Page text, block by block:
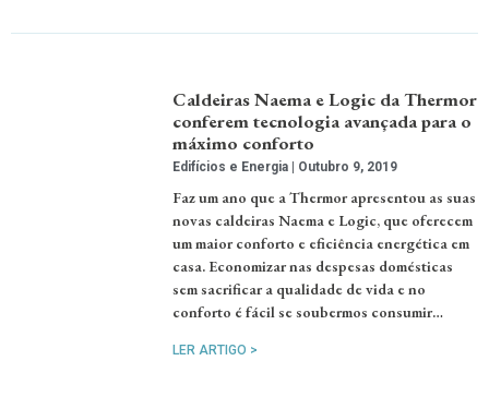
Caldeiras Naema e Logic da Thermor
conferem tecnologia avançada para o
máximo conforto
Edifícios e Energia Outubro 9, 2019
Faz um ano que a Thermor apresentou as suas
novas caldeiras Naema e Logic, que oferecem
um maior conforto e eficiência energética em
casa. Economizar nas despesas domésticas
sem sacrificar a qualidade de vida e no
conforto é fácil se soubermos consumir…
LER ARTIGO >